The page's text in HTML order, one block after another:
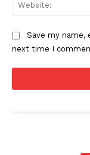
Contact us
Subscription
My account
Save my name,
next time I